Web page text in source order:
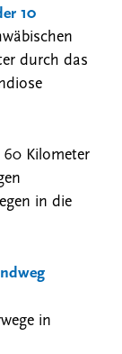
10
durch das
Kilometer
in die
in